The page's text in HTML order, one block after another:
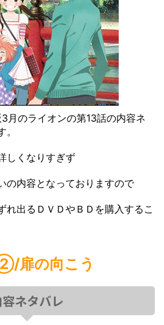
月のライオンの第13話の内容ネ
しくなりすぎず
の内容となっておりますので
れ出るＤＶＤやＢＤを購入するこ
扉の向こう
ネタバレ